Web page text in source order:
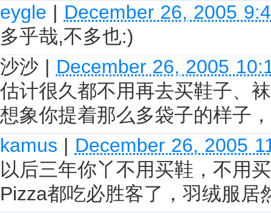
eygle | December 26, 2005
多乎哉,不多也:)
沙沙 | December 26, 2005
估计很久都不用再去买鞋子、
想象你提着那么多袋子的样子
kamus | December 26, 2005
以后三年你丫不用买鞋，不用
Pizza都吃必胜客了，羽绒服居